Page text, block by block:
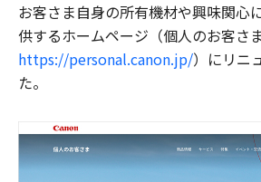
お客さま自身の所有機材や興味関心
供するホームページ（個人のお客さ
https://personal.canon.jp/）にリニ
た。